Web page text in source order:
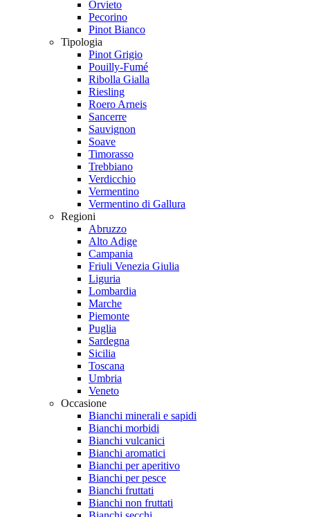
Orvieto
Pecorino
Pinot Bianco
Tipologia
Pinot Grigio
Pouilly-Fumé
Ribolla Gialla
Riesling
Roero Arneis
Sancerre
Sauvignon
Soave
Timorasso
Trebbiano
Verdicchio
Vermentino
Vermentino di Gallura
Regioni
Abruzzo
Alto Adige
Campania
Friuli Venezia Giulia
Liguria
Lombardia
Marche
Piemonte
Puglia
Sardegna
Sicilia
Toscana
Umbria
Veneto
Occasione
Bianchi minerali e sapidi
Bianchi morbidi
Bianchi vulcanici
Bianchi aromatici
Bianchi per aperitivo
Bianchi per pesce
Bianchi fruttati
Bianchi non fruttati